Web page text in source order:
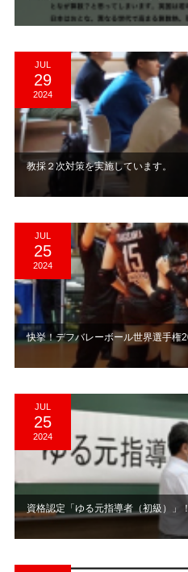
JUL
29
2024
教採２次対策を実施しています。
JUL
25
2024
快挙！デフバレーボール世界選手権
JUL
25
2024
資格認定「ゆる元指導者（初級）」！